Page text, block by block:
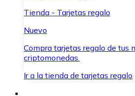
Tienda - Tarjetas regalo
Nuevo
Compra tarjetas regalo de tus
criptomonedas.
Ir a la tienda de tarjetas regalo